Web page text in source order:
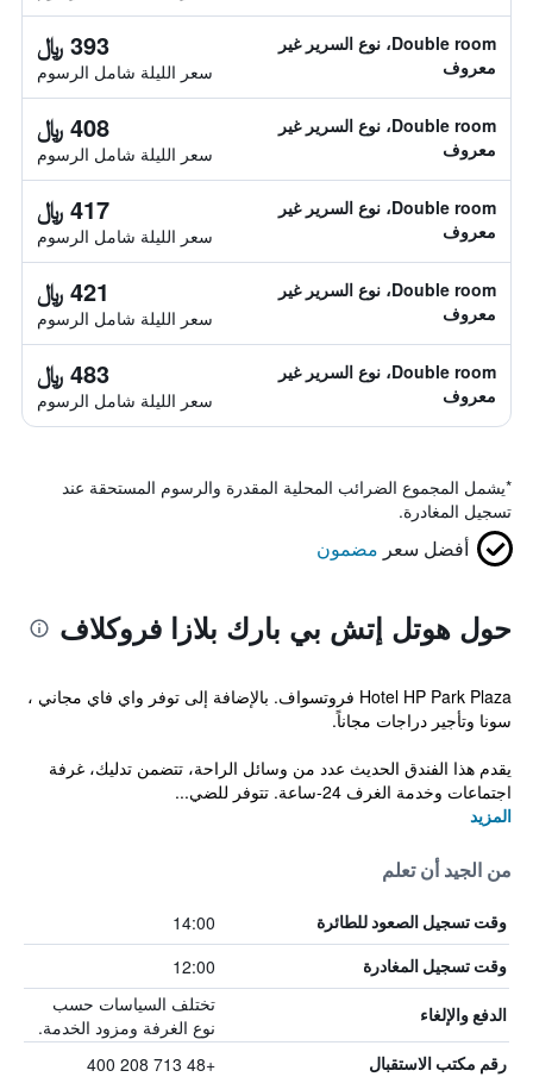
Double room، نوع السرير غير
معروف
393 ﷼
سعر الليلة شامل الرسوم
Double room، نوع السرير غير
معروف
408 ﷼
سعر الليلة شامل الرسوم
Double room، نوع السرير غير
معروف
417 ﷼
سعر الليلة شامل الرسوم
Double room، نوع السرير غير
معروف
421 ﷼
سعر الليلة شامل الرسوم
Double room، نوع السرير غير
معروف
483 ﷼
سعر الليلة شامل الرسوم
*يشمل المجموع الضرائب المحلية المقدرة والرسوم المستحقة عند
تسجيل المغادرة.
أفضل سعر مضمون
حول هوتل إتش بي بارك بلازا فروكلاف
Hotel HP Park Plaza فروتسواف. بالإضافة إلى توفر واي فاي مجاني ،
سونا وتأجير دراجات مجاناً.
يقدم هذا الفندق الحديث عدد من وسائل الراحة، تتضمن تدليك، غرفة
اجتماعات وخدمة الغرف 24-ساعة. تتوفر للضي...
المزيد
من الجيد أن تعلم
وقت تسجيل الصعود للطائرة 14:00
وقت تسجيل المغادرة 12:00
الدفع والإلغاء
تختلف السياسات حسب
نوع الغرفة ومزود الخدمة.
رقم مكتب الاستقبال +48 713 208 400